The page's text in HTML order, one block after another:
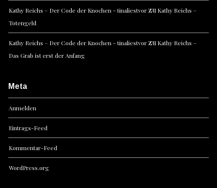
Kathy Reichs – Der Code der Knochen - tinaliestvorzu Kathy Reichs –
Totengeld
Kathy Reichs – Der Code der Knochen - tinaliestvorzu Kathy Reichs –
Das Grab ist erst der Anfang
Meta
Anmelden
Eintrags-Feed
Kommentar-Feed
WordPress.org